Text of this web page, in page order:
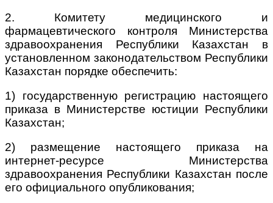
2. Комитету медицинского и
фармацевтического контроля Министерства
здравоохранения Республики Казахстан в
установленном законодательством Республики
Казахстан порядке обеспечить:
1) государственную регистрацию настоящего
приказа в Министерстве юстиции Республики
Казахстан;
2) размещение настоящего приказа на
интернет-ресурсе Министерства
здравоохранения Республики Казахстан после
его официального опубликования;